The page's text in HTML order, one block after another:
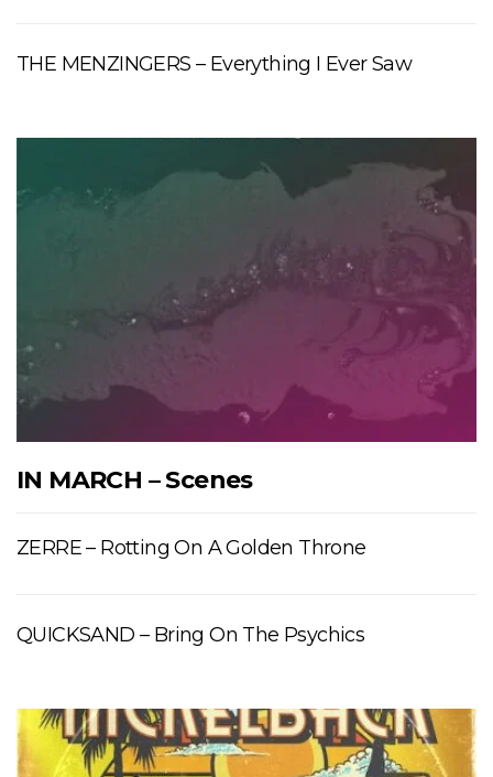
THE MENZINGERS – Everything I Ever Saw
IN MARCH – Scenes
ZERRE – Rotting On A Golden Throne
QUICKSAND – Bring On The Psychics